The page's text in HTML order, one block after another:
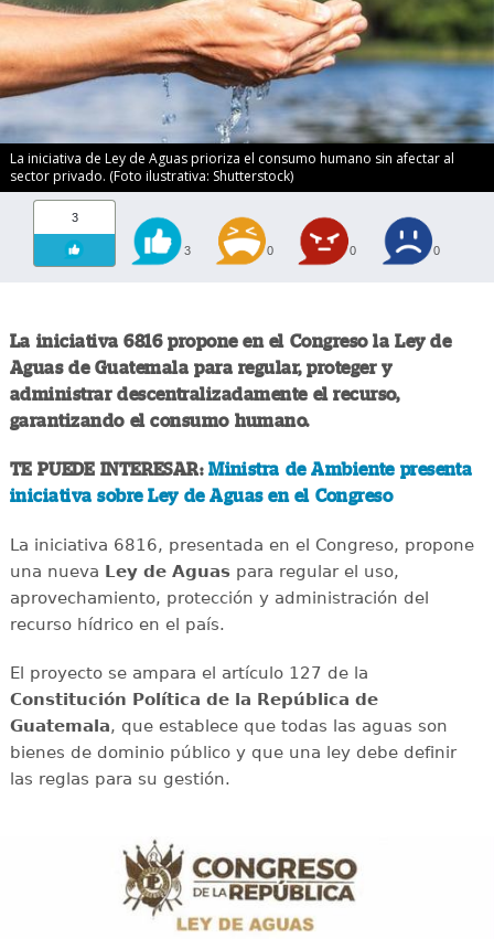
La iniciativa de Ley de Aguas prioriza el consumo humano sin afectar al
sector privado. (Foto ilustrativa: Shutterstock)
3
3 0 0 0
La iniciativa 6816 propone en el Congreso la Ley de
Aguas de Guatemala para regular, proteger y
administrar descentralizadamente el recurso,
garantizando el consumo humano.
TE PUEDE INTERESAR:Ministra de Ambiente presenta
iniciativa sobre Ley de Aguas en el Congreso
La iniciativa 6816, presentada en el Congreso, propone
una nueva Ley de Aguaspara regular el uso,
aprovechamiento, protección y administración del
recurso hídrico en el país.
El proyecto se ampara el artículo 127 de la
Constitución Política de la República de
Guatemala, que establece que todas las aguas son
bienes de dominio público y que una ley debe definir
las reglas para su gestión.